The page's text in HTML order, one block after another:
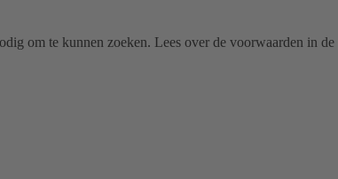
om te kunnen zoeken. Lees over de voorwaarden in de